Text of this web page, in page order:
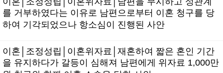
를 거부하였다는 이유로 남편으로부터 이혼 청구를 당
하여 기각되었으나 항소심이 진행된 사안
이혼│조정성립│이혼위자료│재혼하여 짧은 혼인 기간
을 유지하다가 갈등이 심해져 남편에게 위자료 1,000만